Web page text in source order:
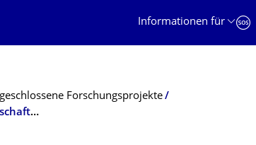
Informationen für
Forschungsprojekte
Untersuchungen zum Rotwild in der Hochwildhegegemeinschaft Isarwinkel